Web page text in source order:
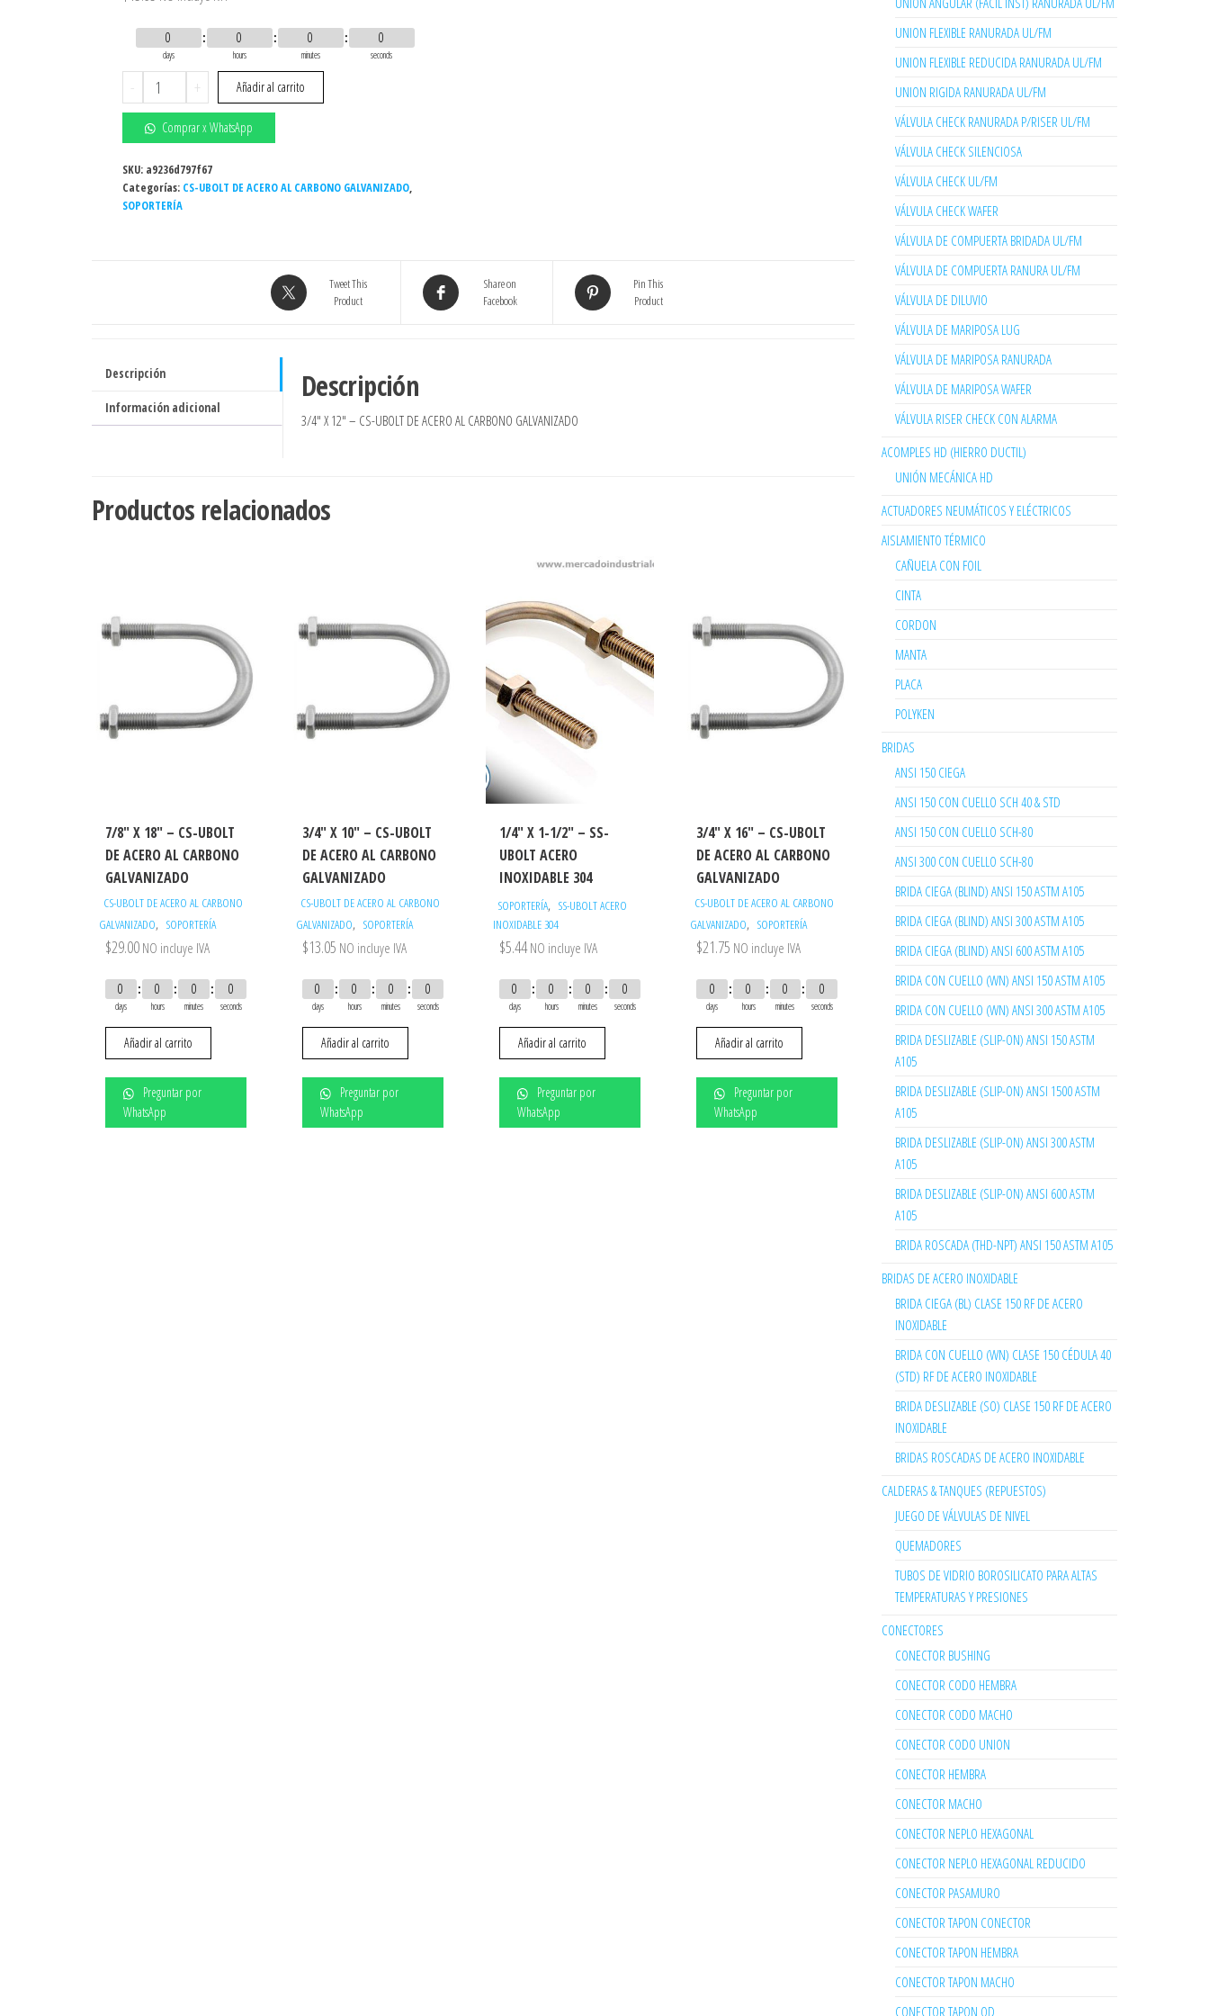
0
days
0
hours
0
minutes
0
seconds
-
3/4"
X
12"
-
CS-
UBOLT
DE
+ Añadir al carrito
Comprar x WhatsApp
SKU: a9236d797f67
Categorías: CS-UBOLT DE ACERO AL CARBONO GALVANIZADO,
SOPORTERÍA
Tweet This
Product
Share on
Facebook
Pin This
Product
Descripción
Información adicional
Descripción
3/4″ X 12″ – CS-UBOLT DE ACERO AL CARBONO GALVANIZADO
Productos relacionados
7/8″ X 18″ – CS-UBOLT
DE ACERO AL CARBONO
GALVANIZADO
CS-UBOLT DE ACERO AL CARBONO
GALVANIZADO, SOPORTERÍA
$29.00 NO incluye IVA
0
days
0
hours
0
minutes
0
seconds
Añadir al carrito
Preguntar por
WhatsApp
3/4″ X 10″ – CS-UBOLT
DE ACERO AL CARBONO
GALVANIZADO
CS-UBOLT DE ACERO AL CARBONO
GALVANIZADO, SOPORTERÍA
$13.05 NO incluye IVA
0
days
0
hours
0
minutes
0
seconds
Añadir al carrito
Preguntar por
WhatsApp
1/4″ X 1-1/2″ – SS-
UBOLT ACERO
INOXIDABLE 304
SOPORTERÍA, SS-UBOLT ACERO
INOXIDABLE 304
$5.44NO incluye IVA
0
days
0
hours
0
minutes
0
seconds
Añadir al carrito
Preguntar por
WhatsApp
3/4″ X 16″ – CS-UBOLT
DE ACERO AL CARBONO
GALVANIZADO
CS-UBOLT DE ACERO AL CARBONO
GALVANIZADO, SOPORTERÍA
$21.75 NO incluye IVA
0
days
0
hours
0
minutes
0
seconds
Añadir al carrito
Preguntar por
WhatsApp
UNION FLEXIBLE RANURADA UL/FM
UNION FLEXIBLE REDUCIDA RANURADA UL/FM
UNION RIGIDA RANURADA UL/FM
VÁLVULA CHECK RANURADA P/RISER UL/FM
VÁLVULA CHECK SILENCIOSA
VÁLVULA CHECK UL/FM
VÁLVULA CHECK WAFER
VÁLVULA DE COMPUERTA BRIDADA UL/FM
VÁLVULA DE COMPUERTA RANURA UL/FM
VÁLVULA DE DILUVIO
VÁLVULA DE MARIPOSA LUG
VÁLVULA DE MARIPOSA RANURADA
VÁLVULA DE MARIPOSA WAFER
VÁLVULA RISER CHECK CON ALARMA
ACOMPLES HD (HIERRO DUCTIL)
UNIÓN MECÁNICA HD
ACTUADORES NEUMÁTICOS Y ELÉCTRICOS
AISLAMIENTO TÉRMICO
CAÑUELA CON FOIL
CINTA
CORDON
MANTA
PLACA
POLYKEN
BRIDAS
ANSI 150 CIEGA
ANSI 150 CON CUELLO SCH 40 & STD
ANSI 150 CON CUELLO SCH-80
ANSI 300 CON CUELLO SCH-80
BRIDA CIEGA (BLIND) ANSI 150 ASTM A105
BRIDA CIEGA (BLIND) ANSI 300 ASTM A105
BRIDA CIEGA (BLIND) ANSI 600 ASTM A105
BRIDA CON CUELLO (WN) ANSI 150 ASTM A105
BRIDA CON CUELLO (WN) ANSI 300 ASTM A105
BRIDA DESLIZABLE (SLIP-ON) ANSI 150 ASTM
A105
BRIDA DESLIZABLE (SLIP-ON) ANSI 1500 ASTM
A105
BRIDA DESLIZABLE (SLIP-ON) ANSI 300 ASTM
A105
BRIDA DESLIZABLE (SLIP-ON) ANSI 600 ASTM
A105
BRIDA ROSCADA (THD-NPT) ANSI 150 ASTM A105
BRIDAS DE ACERO INOXIDABLE
BRIDA CIEGA (BL) CLASE 150 RF DE ACERO
INOXIDABLE
BRIDA CON CUELLO (WN) CLASE 150 CÉDULA 40
(STD) RF DE ACERO INOXIDABLE
BRIDA DESLIZABLE (SO) CLASE 150 RF DE ACERO
INOXIDABLE
BRIDAS ROSCADAS DE ACERO INOXIDABLE
CALDERAS & TANQUES (REPUESTOS)
JUEGO DE VÁLVULAS DE NIVEL
QUEMADORES
TUBOS DE VIDRIO BOROSILICATO PARA ALTAS
TEMPERATURAS Y PRESIONES
CONECTORES
CONECTOR BUSHING
CONECTOR CODO HEMBRA
CONECTOR CODO MACHO
CONECTOR CODO UNION
CONECTOR HEMBRA
CONECTOR MACHO
CONECTOR NEPLO HEXAGONAL
CONECTOR NEPLO HEXAGONAL REDUCIDO
CONECTOR PASAMURO
CONECTOR TAPON CONECTOR
CONECTOR TAPON HEMBRA
CONECTOR TAPON MACHO
CONECTOR TAPON OD